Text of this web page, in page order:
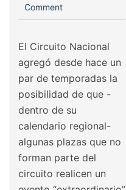
Comment
El Circuito Nacional
agregó desde hace un
par de temporadas la
posibilidad de que -
dentro de su
calendario regional-
algunas plazas que no
forman parte del
circuito realicen un